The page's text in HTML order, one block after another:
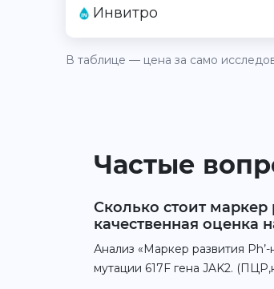
Инвитро
В таблице — цена за само
Частые
Сколько стоит
качественная оценка
Анализ «Маркер развития
мутации 617F гена JAK2.